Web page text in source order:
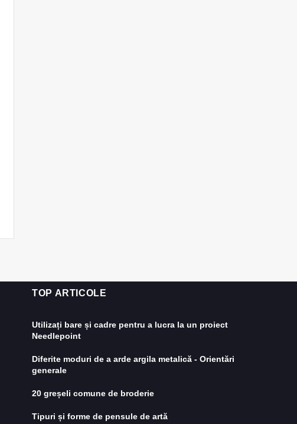
TOP ARTICOLE
Utilizați bare și cadre pentru a lucra la un proiect
Needlepoint
Diferite moduri de a arde argila metalică - Orientări
generale
20 greșeli comune de broderie
Tipuri și forme de pensule de artă